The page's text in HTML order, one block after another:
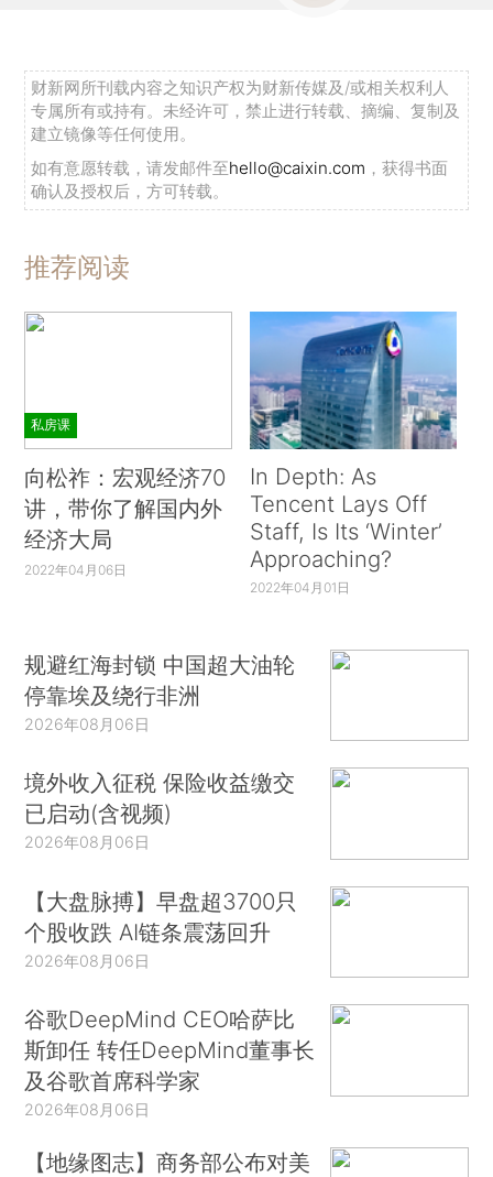
财新网所刊载内容之知识产权为财新传媒及/或相关权利人
专属所有或持有。未经许可，禁止进行转载、摘编、复制及
建立镜像等任何使用。
如有意愿转载，请发邮件至hello@caixin.com ，获得书面
确认及授权后，方可转载。
推荐阅读
私房课
向松祚：宏观经济70
讲，带你了解国内外
经济大局
2022年04月06日
In Depth: As
Tencent Lays Off
Staff, Is Its ‘Winter’
Approaching?
2022年04月01日
规避红海封锁 中国超大油轮
停靠埃及绕行非洲
2026年08月06日
境外收入征税 保险收益缴交
已启动(含视频)
2026年08月06日
【大盘脉搏】早盘超3700只
个股收跌 AI链条震荡回升
2026年08月06日
谷歌DeepMind CEO哈萨比
斯卸任 转任DeepMind董事长
及谷歌首席科学家
2026年08月06日
【地缘图志】商务部公布对美